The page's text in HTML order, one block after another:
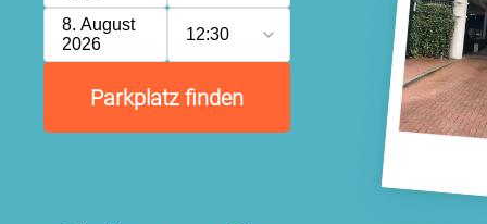
8. August
2026
12:30
Parkplatz finden